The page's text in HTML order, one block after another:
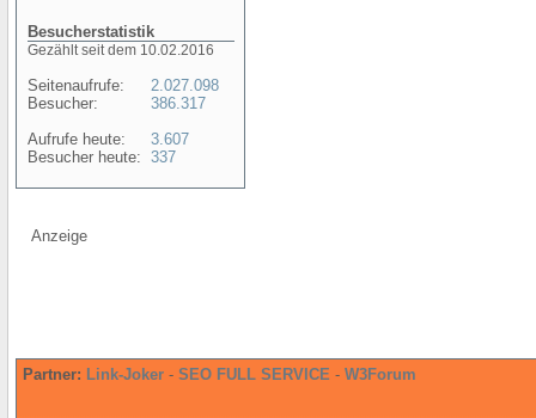
Besucherstatistik
Gezählt seit dem 10.02.2016
Seitenaufrufe:
Besucher:
Aufrufe heute:
Besucher heute:
2.027.098
386.317
3.607
337
Anzeige
Partner: Link-Joker - SEO FULL SERVICE - W3Forum